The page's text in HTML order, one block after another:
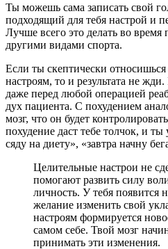
Ты можешь сама записать свой
подходящий для тебя настрой и
Лучше всего это делать во
другими видами спорта.
Если ты скептически
настроям, то и результата не
даже перед любой операцией
дух пациента. С похудением
мозг, что он будет
похудение даст тебе толчок, и
сяду на диету», «завтра начну
Целительные настрои не
помогают развить силу
личность. У тебя появится
желание изменить свой
настроям формируется
самом себе. Твой мозг
принимать эти изменения.